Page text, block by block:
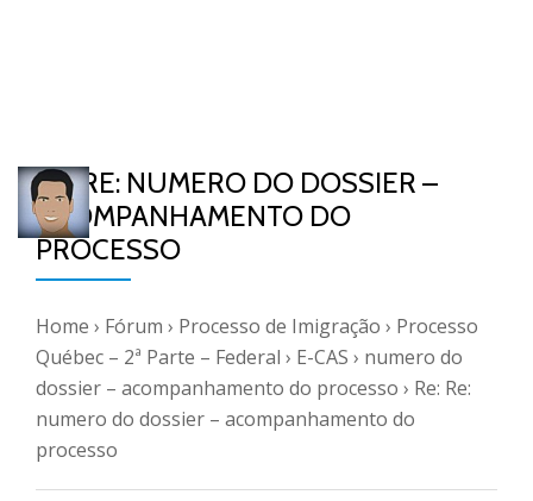
RE: RE: NUMERO DO DOSSIER –
ACOMPANHAMENTO DO
PROCESSO
Home › Fórum › Processo de Imigração › Processo
Québec – 2ª Parte – Federal › E-CAS › numero do
dossier – acompanhamento do processo › Re: Re:
numero do dossier – acompanhamento do
processo